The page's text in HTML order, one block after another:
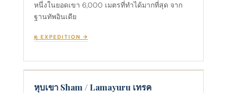
หนึ่งในยอดเขา 6,000 เมตรที่ทําได้มากที่สุด จาก
ฐานทัพอินเดีย
ดู EXPEDITION →
หุบเขา Sham / Lamayuru เทรค